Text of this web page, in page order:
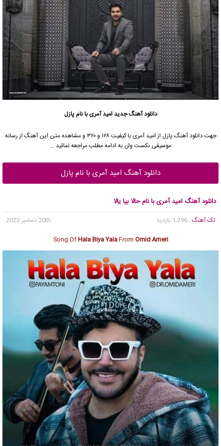
دانلود آهنگ جدیدامید آمریبا نام پازل
جهت دانلود آهنگ پازل از امید آمری
با کیفیت ۱۲۸ و ۳۲۰ و مشاهده متن این آهنگ از رسانه
موسیقی نکست وان به ادامه مطلب مراجعه نمائید …
دانلود آهنگ امید آمری با نام پازل
دانلود آهنگ امید آمری با نام حالا بیا یالا
تک آهنگ , 1,296 بازدید
20th دسامبر 2023
Song OfHala Biya YalaFrom Omid Ameri